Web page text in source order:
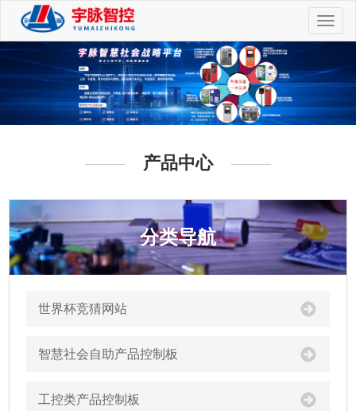
切
换
航
产品中心
分类导航
世界杯竞猜网站
智慧社会自助产品控制板
工控类产品控制板